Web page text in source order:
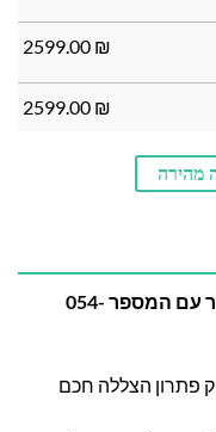
₪
2599.00
₪
2599.00
מהירה
מוצר בהזמנה מיוחדת – יש ליצור קשר עם המספר 054-
פתרון הצללה חכם